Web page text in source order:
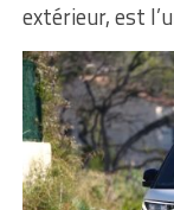
extérieur, est